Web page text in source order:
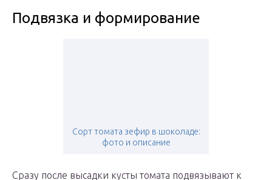
Подвязка и формирование
Сорт томата зефир в шоколаде:
фото и описание
Сразу после высадки кусты томата подвязывают к